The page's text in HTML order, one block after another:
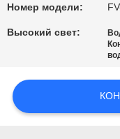
НОВОСТИ
Номер модели:
Высокий свет: